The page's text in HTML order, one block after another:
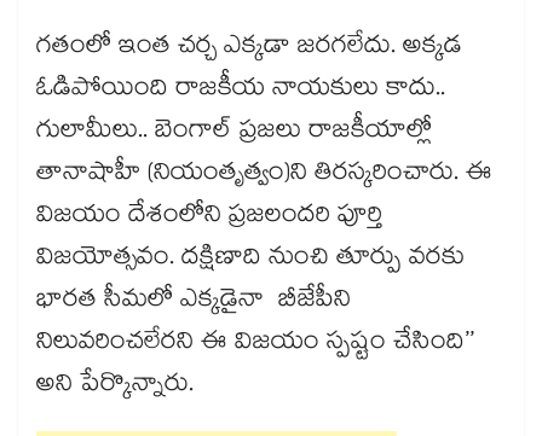
గతంలో ఇంత చర్చ ఎక్కడా జరగలేదు. అక్కడ
ఓడిపోయింది రాజకీయ నాయకులు కాదు..
గులామీలు.. బెంగాల్​ ప్రజలు రాజకీయాల్లో
తానాషాహీ (నియంతృత్వం)ని తిరస్కరించారు. ఈ
విజయం దేశంలోని ప్రజలందరి పూర్తి
విజయోత్సవం. దక్షిణాది నుంచి తూర్పు వరకు
భారత సీమలో ఎక్కడైనా బీజేపీని
నిలువరించలేరని ఈ విజయం స్పష్టం చేసింది’’
అని పేర్కొన్నారు.